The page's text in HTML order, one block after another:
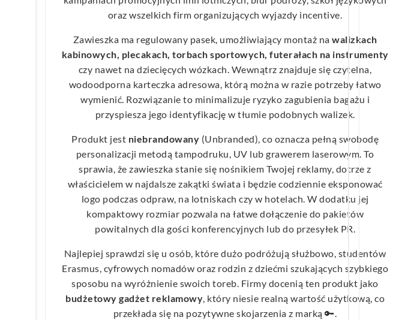
oraz wszelkich firm organizujących wyjazdy incentive.
Zawieszka ma regulowany pasek, umożliwiający montaż na walizkach
kabinowych, plecakach, torbach sportowych, futerałach na instrumenty
czy nawet na dziecięcych wózkach. Wewnątrz znajduje się czytelna,
wodoodporna karteczka adresowa, którą można w razie potrzeby łatwo
wymienić. Rozwiązanie to minimalizuje ryzyko zagubienia bagażu i
przyspiesza jego identyfikację w tłumie podobnych walizek.
Produkt jest niebrandowany (Unbranded), co oznacza pełną swobodę
personalizacji metodą tampodruku, UV lub grawerem laserowym. To
sprawia, że zawieszka stanie się nośnikiem Twojej reklamy, dotrze z
właścicielem w najdalsze zakątki świata i będzie codziennie eksponować
logo podczas odpraw, na lotniskach czy w hotelach. W dodatku jej
kompaktowy rozmiar pozwala na łatwe dołączenie do pakietów
powitalnych dla gości konferencyjnych lub do przesyłek PR.
Najlepiej sprawdzi się u osób, które dużo podróżują służbowo, studentów
Erasmus, cyfrowych nomadów oraz rodzin z dziećmi szukających szybkiego
sposobu na wyróżnienie swoich toreb. Firmy docenią ten produkt jako
budżetowy gadżet reklamowy, który niesie realną wartość użytkową, co
przekłada się na pozytywne skojarzenia z marką 🔑.